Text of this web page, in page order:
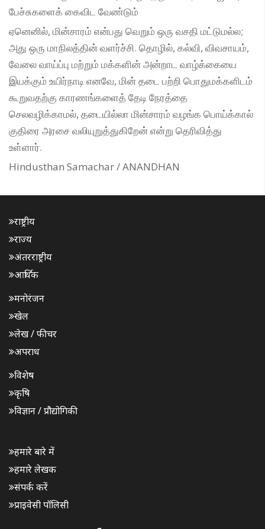
பேச்சுகளைக் கைவிட வேண்டும்
ஏனெனில், மின்சாரம் என்பது வெறும் ஒரு வசதி மட்டுமல்ல;
அது ஒரு மாநிலத்தின் வளர்ச்சி. தொழில், கல்வி, விவசாயம்,
வேலை வாய்ப்பு மற்றும் மக்களின் அன்றாட வாழ்க்கையை
இயக்கும் உயிர்நாடி எனவே, மின் தடை பற்றி பொதுமக்களிடம்
கூறுவதற்கு காரணங்களைத் தேடி நேரத்தை
செலவழிக்காமல், தடையில்லா மின்சாரம் வழங்க பொய்க்கால்
குதிரை அரசை வலியுறுத்துகிறேன் என்று தெரிவித்து
உள்ளார்.
Hindusthan Samachar / ANANDHAN
राष्ट्रीय
राज्य
अंतरराष्ट्रीय
आर्थिक
मनोरंजन
खेल
लेख / फीचर
अपराध
विशेष
कृषि
विज्ञान / प्रौद्योगिकी
हमारे बारे में
हमारे लेखक
संपर्क करें
प्राइवेसी पॉलिसी